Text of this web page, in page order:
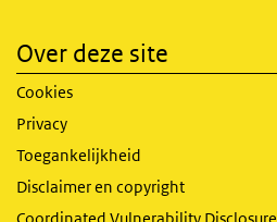
Over deze site
Cookies
Privacy
Toegankelijkheid
Disclaimer en copyright